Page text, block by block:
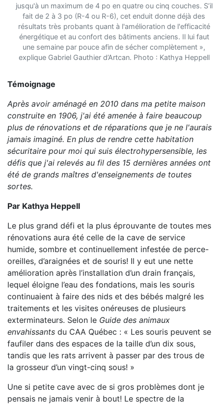
jusqu'à un maximum de 4 po en quatre ou cinq couches. S’il
fait de 2 à 3 po (R-4 ou R-6), cet enduit donne déjà des
résultats très probants quant à l'amélioration de l'efficacité
énergétique et au confort des bâtiments anciens. Il lui faut
une semaine par pouce afin de sécher complètement »,
explique Gabriel Gauthier d’Artcan. Photo : Kathya Heppell
Témoignage
Après avoir aménagé en 2010 dans ma petite maison
construite en 1906, j'ai été amenée à faire beaucoup
plus de rénovations et de réparations que je ne l'aurais
jamais imaginé. En plus de rendre cette habitation
sécuritaire pour moi qui suis électrohypersensible, les
défis que j'ai relevés au fil des 15 dernières années ont
été de grands maîtres d'enseignements de toutes
sortes.
Par Kathya Heppell
Le plus grand défi et la plus éprouvante de toutes mes
rénovations aura été celle de la cave de service
humide, sombre et continuellement infestée de perce-
oreilles, d’araignées et de souris! Il y eut une nette
amélioration après l’installation d’un drain français,
lequel éloigne l’eau des fondations, mais les souris
continuaient à faire des nids et des bébés malgré les
traitements et les visites onéreuses de plusieurs
exterminateurs. Selon le Guide des animaux
envahissants du CAA Québec : « Les souris peuvent se
faufiler dans des espaces de la taille d’un dix sous,
tandis que les rats arrivent à passer par des trous de
la grosseur d’un vingt-cinq sous! »
Une si petite cave avec de si gros problèmes dont je
pensais ne jamais venir à bout! Le spectre de la